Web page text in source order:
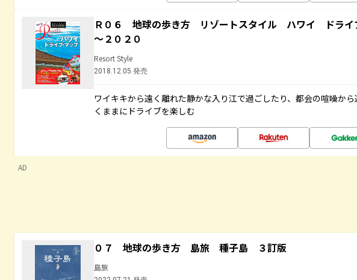
Ｒ０６ 地球の歩き方 リゾートスタイル ハワイ ドライ
～２０２０
Resort Style
2018.12.05 発売
ワイキキから遠く離れた静かな入り江で過ごしたり、都会の喧噪か
くままにドライブを楽しむ
AD
０７ 地球の歩き方 島旅 種子島 ３訂版
島旅